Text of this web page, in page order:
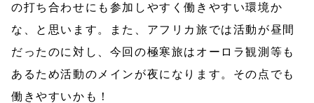
の打ち合わせにも参加しやすく働きやすい環境か
な、と思います。また、アフリカ旅では活動が昼間
だったのに対し、今回の極寒旅はオーロラ観測等も
あるため活動のメインが夜になります。その点でも
働きやすいかも！